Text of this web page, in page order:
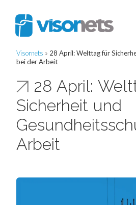
Visornets » 28 April: Welttag für
bei der Arbeit
28 April:
Sicherheit und
Arbeit